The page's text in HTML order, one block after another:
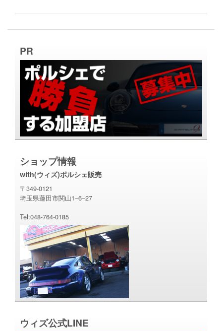
PR
ショップ情報
with(ウィズ)ポルシェ販売
〒349-0121
埼玉県蓮田市関山1−6−27
Tel:048-764-0185
ウィズ公式LINE